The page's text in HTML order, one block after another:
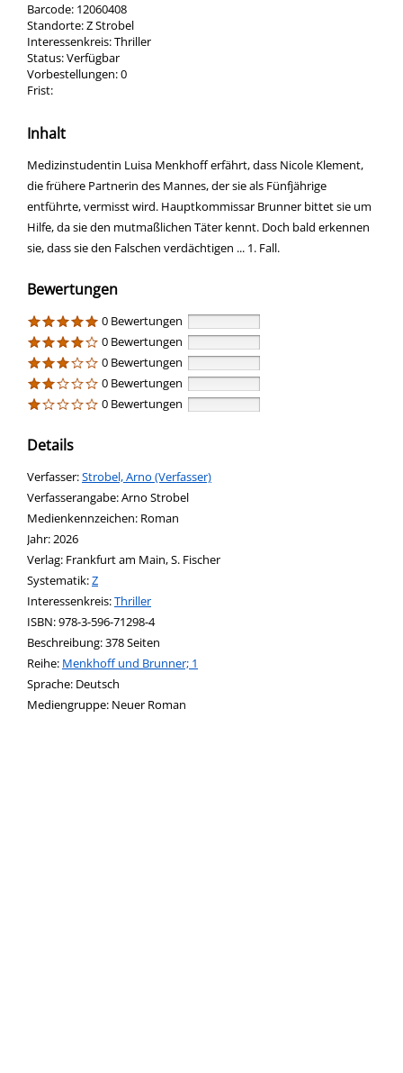
Barcode: 12060408
Standorte:Z Strobel
Interessenkreis:Thriller
Status:Verfügbar
Vorbestellungen:0
Frist:
Inhalt
Medizinstudentin Luisa Menkhoff erfährt, dass Nicole Klement,
die frühere Partnerin des Mannes, der sie als Fünfjährige
entführte, vermisst wird. Hauptkommissar Brunner bittet sie um
Hilfe, da sie den mutmaßlichen Täter kennt. Doch bald erkennen
sie, dass sie den Falschen verdächtigen ... 1. Fall.
Bewertungen
0 Bewertungen
0 Bewertungen
0 Bewertungen
0 Bewertungen
0 Bewertungen
Details
Verfasser:Suche nach diesem Verfasser
Strobel, Arno (Verfasser)
Verfasserangabe:Arno Strobel
Medienkennzeichen: Roman
Jahr:2026
Verlag: Frankfurt am Main, S. Fischer
opens in new tab
Diesen Link in neuem Tab öffnen
Systematik:Suche nach dieser Systematik
Z
Interessenkreis:Suche nach diesem Interessenskreis
Thriller
ISBN:978-3-596-71298-4
Beschreibung:378 Seiten
Reihe: Menkhoff und Brunner; 1
Suche nach dieser Beteiligten Person
Sprache: Deutsch
Mediengruppe: Neuer Roman